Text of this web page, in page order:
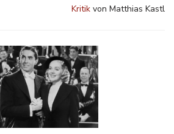
Kritik von Matthias Kastl